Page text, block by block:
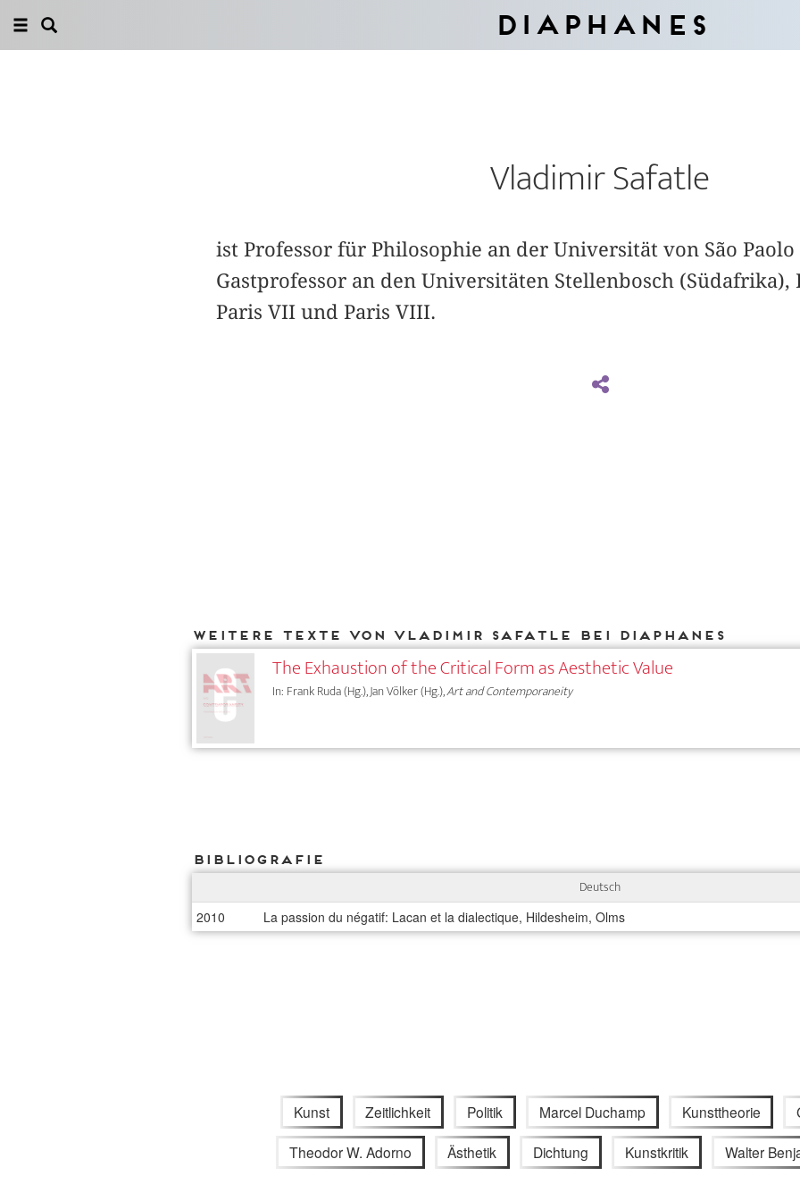
Diaphanes
Vladimir Safatle
ist Professor für Philosophie an der Universität von São
Gastprofessor an den Universitäten Stellenbosch (Südafrika),
Paris VII und Paris VIII.
Weitere Texte von Vladimir Safatle bei DIAPHANES
The Exhaustion of the Critical Form as Aesthetic Value
In: Frank Ruda (Hg.), Jan Völker (Hg.),Art and Contemporaneity
Bibliografie
Deutsch
2010 La passion du négatif: Lacan et la dialectique, Hildesheim, Olms
Kunst Zeitlichkeit Politik Marcel Duchamp Kunsttheorie
Theodor W. Adorno Ästhetik Dichtung Kunstkritik Walter